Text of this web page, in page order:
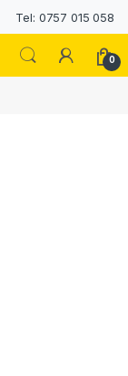
Tel: 0757 015 058
0